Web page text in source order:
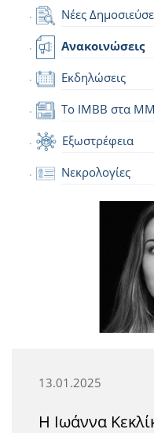
Νέες
Ανακοινώσεις
Εκδηλώσεις
Το IMBB στα
Εξωστρέφεια
Νεκρολογίες
13.01.2025
Η Ιωάννα